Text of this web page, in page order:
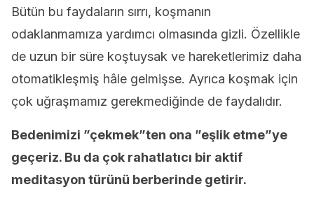
Bütün bu faydaların sırrı, koşmanın
odaklanmamıza yardımcı olmasında gizli. Özellikle
de uzun bir süre koştuysak ve hareketlerimiz daha
otomatikleşmiş hâle gelmişse. Ayrıca koşmak için
çok uğraşmamız gerekmediğinde de faydalıdır.
Bedenimizi ”çekmek”ten ona ”eşlik etme”ye
geçeriz. Bu da çok rahatlatıcı bir aktif
meditasyon türünü berberinde getirir.